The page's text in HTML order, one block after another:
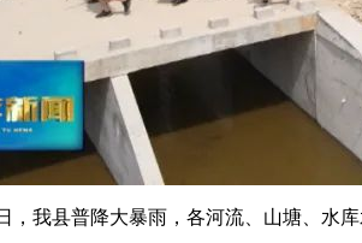
我县普降大暴雨，各河流、山塘、水